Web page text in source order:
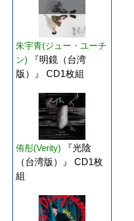
朱宇青(ジュー・ユーチ
ン)
『明鏡（台湾
版）』 CD1枚組
侑彤(Verity)
『光陰
（台湾版）』 CD1枚
組